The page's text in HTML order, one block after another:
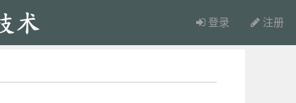
登录 注册